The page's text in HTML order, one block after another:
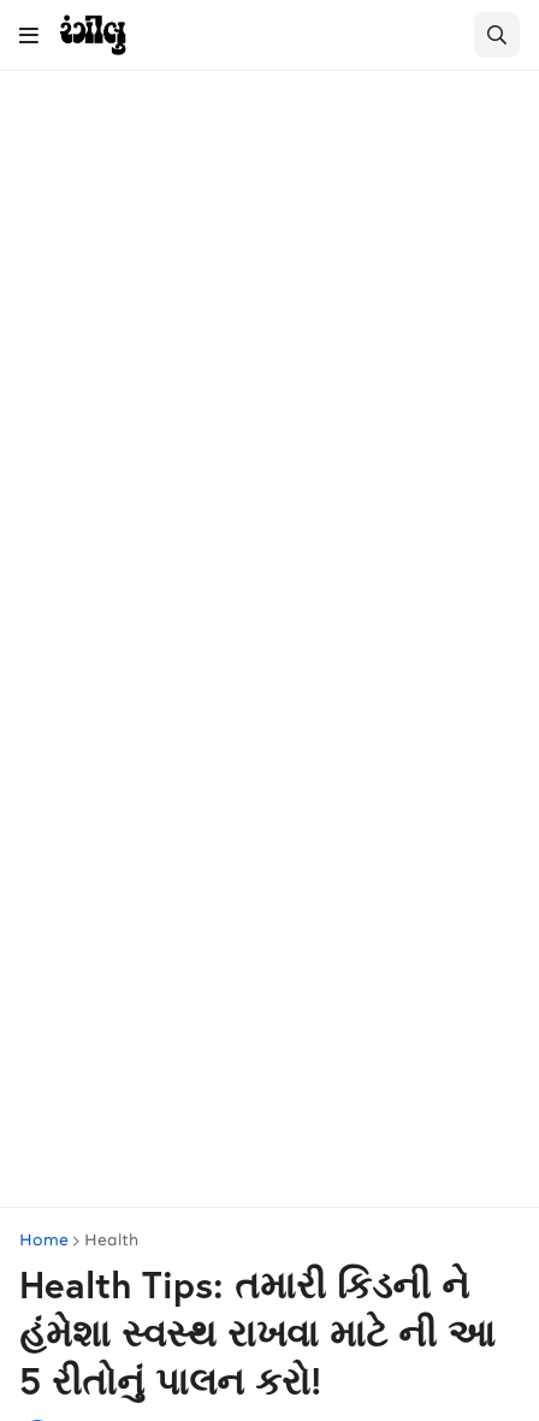
Home Health
Health Tips: તમારી કિડની ને
હંમેશા સ્વસ્થ રાખવા માટે ની આ
5 રીતોનું પાલન કરો!